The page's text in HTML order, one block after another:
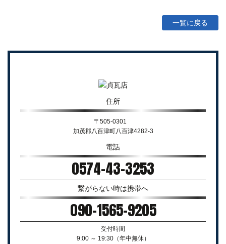
一覧に戻る
住所
〒505-0301
加茂郡八百津町八百津4282-3
電話
0574-43-3253
繋がらない時は携帯へ
090-1565-9205
受付時間
9:00 ～ 19:30（年中無休）